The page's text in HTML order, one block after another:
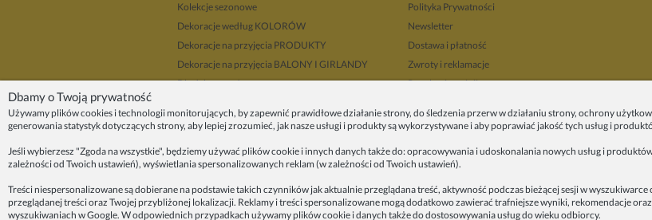
Kolekcje sezonowe
Dekoracje według KOLORÓW
Dekoracje na przyjęcia PRODUKTY
Dekoracje na przyjęcia BALONY I GIRLANDY
Dla dekoratorów
Dekoracje balonowe KRAKÓW
Polityka Prywatności
Newsletter
Dostawa i płatność
Zwroty i reklamacje
Regulamin opinii
ZAINSPIRUJ SIĘ!
O nas
ul.
Dbamy o Twoją prywatność
Używamy plików cookies i technologii monitorujących, by zapewnić prawidłowe działanie strony, do śledzenia przerw w działaniu strony, ochrony
generowania statystyk dotyczących strony, aby lepiej zrozumieć, jak nasze usługi i produkty są wykorzystywane i aby poprawiać jakość tych usług i
Jeśli wybierzesz "Zgoda na wszystkie", będziemy używać plików cookie i innych danych także do: opracowywania i udoskonalania nowych usług i
zależności od Twoich ustawień), wyświetlania spersonalizowanych reklam (w zależności od Twoich ustawień).
Treści niespersonalizowane są dobierane na podstawie takich czynników jak aktualnie przeglądana treść, aktywność podczas bieżącej sesji w
przeglądanej treści oraz Twojej przybliżonej lokalizacji. Reklamy i treści spersonalizowane mogą dodatkowo zawierać trafniejsze wyniki, rekomendacje
wyszukiwaniach w Google. W odpowiednich przypadkach używamy plików cookie i danych także do dostosowywania usług do wieku odbiorcy.